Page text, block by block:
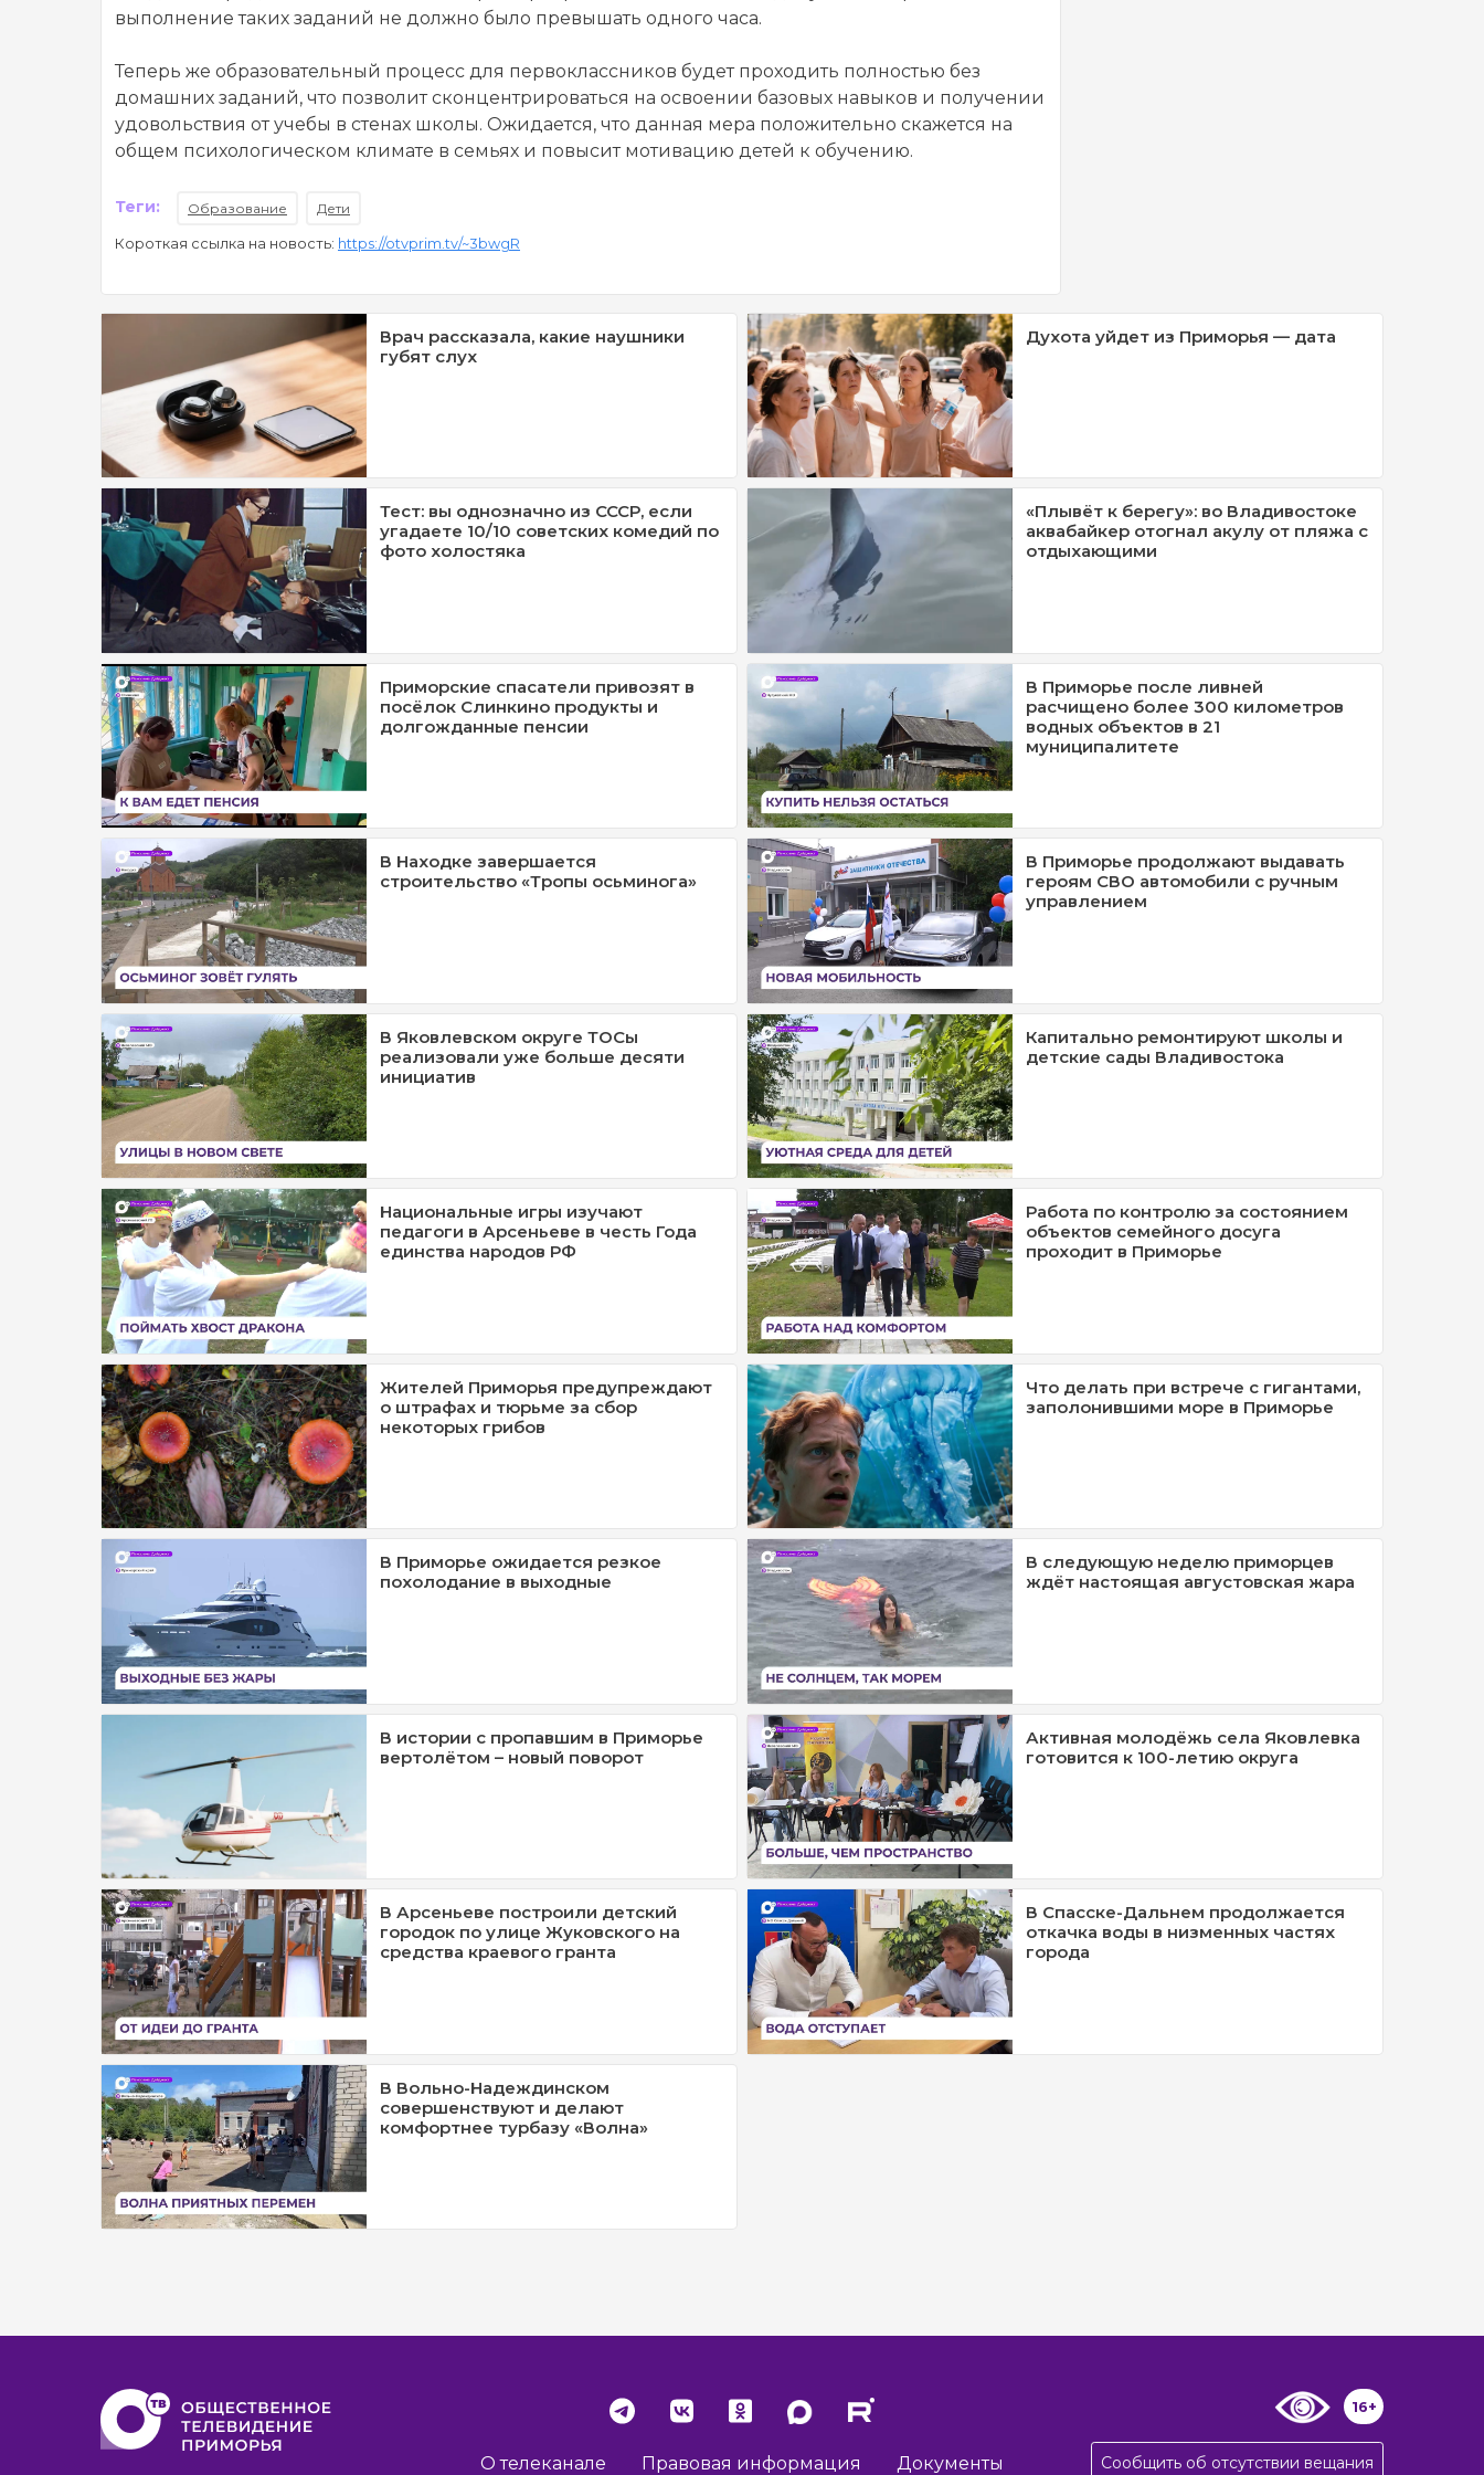
выполнение таких заданий не должно было превышать одного часа.
Теперь же образовательный процесс для первоклассников будет проходить полностью без
домашних заданий, что позволит сконцентрироваться на освоении базовых навыков и получении
удовольствия от учебы в стенах школы. Ожидается, что данная мера положительно скажется на
общем психологическом климате в семьях и повысит мотивацию детей к обучению.
Теги: Образование Дети
Короткая ссылка на новость: https://otvprim.tv/~3bwgR
Врач рассказала, какие наушники
губят слух
Духота уйдет из Приморья — дата
Тест: вы однозначно из СССР, если
угадаете 10/10 советских комедий по
фото холостяка
«Плывёт к берегу»: во Владивостоке
аквабайкер отогнал акулу от пляжа с
отдыхающими
Приморские спасатели привозят в
посёлок Слинкино продукты и
долгожданные пенсии
В Приморье после ливней
расчищено более 300 километров
водных объектов в 21
муниципалитете
В Находке завершается
строительство «Тропы осьминога»
В Приморье продолжают выдавать
героям СВО автомобили с ручным
управлением
В Яковлевском округе ТОСы
реализовали уже больше десяти
инициатив
Капитально ремонтируют школы и
детские сады Владивостока
Национальные игры изучают
педагоги в Арсеньеве в честь Года
единства народов РФ
Работа по контролю за состоянием
объектов семейного досуга
проходит в Приморье
Жителей Приморья предупреждают
о штрафах и тюрьме за сбор
некоторых грибов
Что делать при встрече с гигантами,
заполонившими море в Приморье
В Приморье ожидается резкое
похолодание в выходные
В следующую неделю приморцев
ждёт настоящая августовская жара
В истории с пропавшим в Приморье
вертолётом – новый поворот
Активная молодёжь села Яковлевка
готовится к 100-летию округа
В Арсеньеве построили детский
городок по улице Жуковского на
средства краевого гранта
В Спасске-Дальнем продолжается
откачка воды в низменных частях
города
В Вольно-Надеждинском
совершенствуют и делают
комфортнее турбазу «Волна»
О телеканале Правовая информация Документы
16+
Сообщить об отсутствии вещания